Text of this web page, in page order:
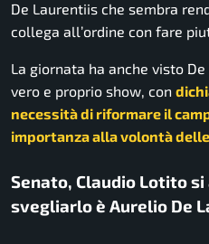
De Laurentiis che sembra
collega all’ordine con fare
La giornata ha anche visto
vero e proprio show, con
necessità di riformare il
importanza alla volontà
Senato, Claudio Lotito
svegliarlo è Aurelio De